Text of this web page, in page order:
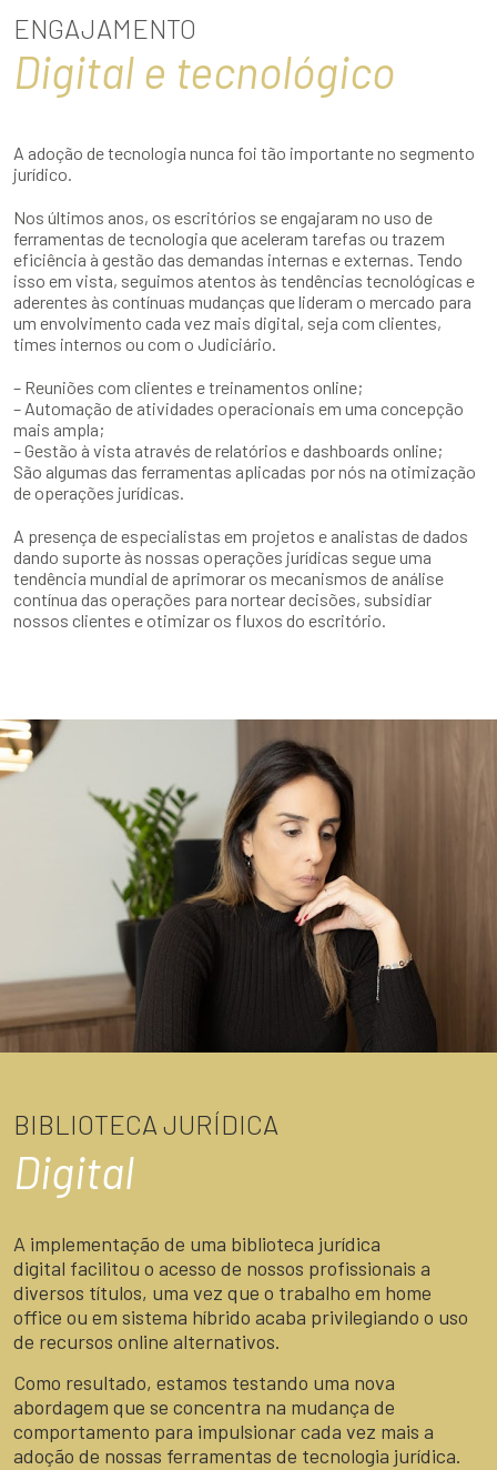
ENGAJAMENTO
Digital e tecnológico
A adoção de tecnologia nunca foi tão importante no segmento
jurídico.
Nos últimos anos, os escritórios se engajaram no uso de
ferramentas de tecnologia que aceleram tarefas ou trazem
eficiência à gestão das demandas internas e externas. Tendo
isso em vista, seguimos atentos às tendências tecnológicas e
aderentes às contínuas mudanças que lideram o mercado para
um envolvimento cada vez mais digital, seja com clientes,
times internos ou com o Judiciário.
– Reuniões com clientes e treinamentos online;
– Automação de atividades operacionais em uma concepção
mais ampla;
– Gestão à vista através de relatórios e dashboards online;
São algumas das ferramentas aplicadas por nós na otimização
de operações jurídicas.
A presença de especialistas em projetos e analistas de dados
dando suporte às nossas operações jurídicas segue uma
tendência mundial de aprimorar os mecanismos de análise
contínua das operações para nortear decisões, subsidiar
nossos clientes e otimizar os fluxos do escritório.
BIBLIOTECA JURÍDICA
Digital
A implementação de uma biblioteca jurídica
digital facilitou o acesso de nossos profissionais a
diversos títulos, uma vez que o trabalho em home
office ou em sistema híbrido acaba privilegiando o uso
de recursos online alternativos.
Como resultado, estamos testando uma nova
abordagem que se concentra na mudança de
comportamento para impulsionar cada vez mais a
adoção de nossas ferramentas de tecnologia jurídica.